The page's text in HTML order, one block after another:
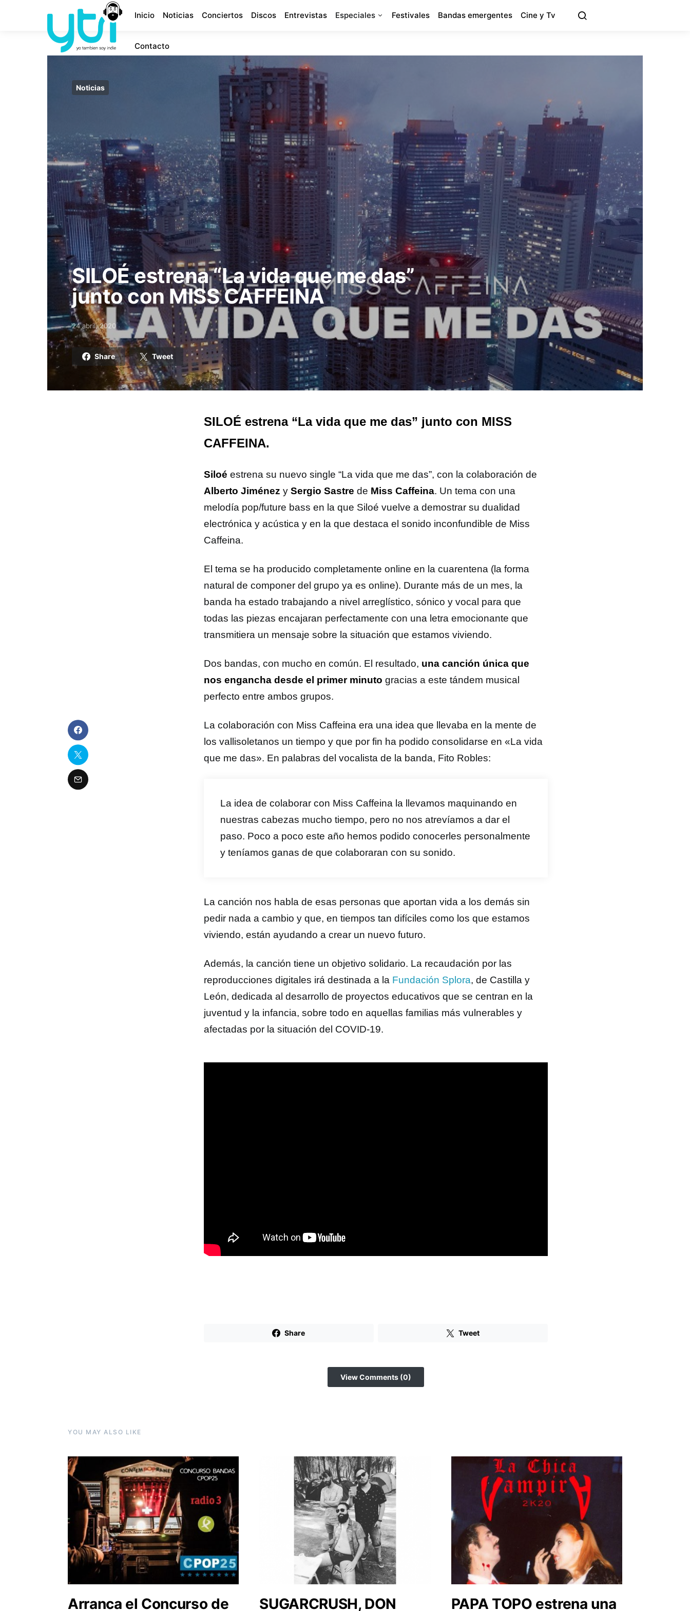
Inicio Noticias Conciertos Discos Entrevistas Especiales Festivales Bandas emergentes Cine y Tv
Contacto
Noticias
SILOÉ estrena “La vida que me das”
junto con MISS CAFFEINA
Posted on
24 abril, 2020
Share Tweet
SILOÉ estrena “La vida que me das” junto con MISS
CAFFEINA.
Siloé estrena su nuevo single “La vida que me das”, con la colaboración de
Alberto Jiménez y Sergio Sastre de Miss Caffeina. Un tema con una
melodía pop/future bass en la que Siloé vuelve a demostrar su dualidad
electrónica y acústica y en la que destaca el sonido inconfundible de Miss
Caffeina.
El tema se ha producido completamente online en la cuarentena (la forma
natural de componer del grupo ya es online). Durante más de un mes, la
banda ha estado trabajando a nivel arreglístico, sónico y vocal para que
todas las piezas encajaran perfectamente con una letra emocionante que
transmitiera un mensaje sobre la situación que estamos viviendo.
Dos bandas, con mucho en común. El resultado, una canción única que
nos engancha desde el primer minuto gracias a este tándem musical
perfecto entre ambos grupos.
La colaboración con Miss Caffeina era una idea que llevaba en la mente de
los vallisoletanos un tiempo y que por fin ha podido consolidarse en «La vida
que me das». En palabras del vocalista de la banda, Fito Robles:
La idea de colaborar con Miss Caffeina la llevamos maquinando en
nuestras cabezas mucho tiempo, pero no nos atrevíamos a dar el
paso. Poco a poco este año hemos podido conocerles personalmente
y teníamos ganas de que colaboraran con su sonido.
La canción nos habla de esas personas que aportan vida a los demás sin
pedir nada a cambio y que, en tiempos tan difíciles como los que estamos
viviendo, están ayudando a crear un nuevo futuro.
Además, la canción tiene un objetivo solidario. La recaudación por las
reproducciones digitales irá destinada a la Fundación Splora, de Castilla y
León, dedicada al desarrollo de proyectos educativos que se centran en la
juventud y la infancia, sobre todo en aquellas familias más vulnerables y
afectadas por la situación del COVID-19.
Share Tweet
View Comments (0)
YOU MAY ALSO LIKE
Arranca el Concurso de
SUGARCRUSH, DON
PAPA TOPO estrena una